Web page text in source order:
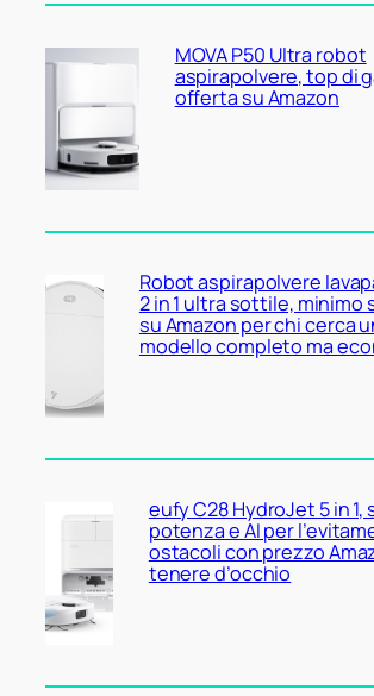
MOVA P50 Ultra robot
aspirapolvere, top di
offerta su Amazon
Robot aspirapolvere
2 in 1 ultra sottile, minimo
su Amazon per chi cerca
modello completo ma
eufy C28 HydroJet 5 in 1,
potenza e AI per
ostacoli con prezzo
tenere d’occhio